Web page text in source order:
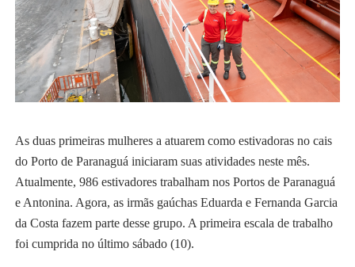
As duas primeiras mulheres a atuarem como estivadoras no cais
do Porto de Paranaguá iniciaram suas atividades neste mês.
Atualmente, 986 estivadores trabalham nos Portos de Paranaguá
e Antonina. Agora, as irmãs gaúchas Eduarda e Fernanda Garcia
da Costa fazem parte desse grupo. A primeira escala de trabalho
foi cumprida no último sábado (10).